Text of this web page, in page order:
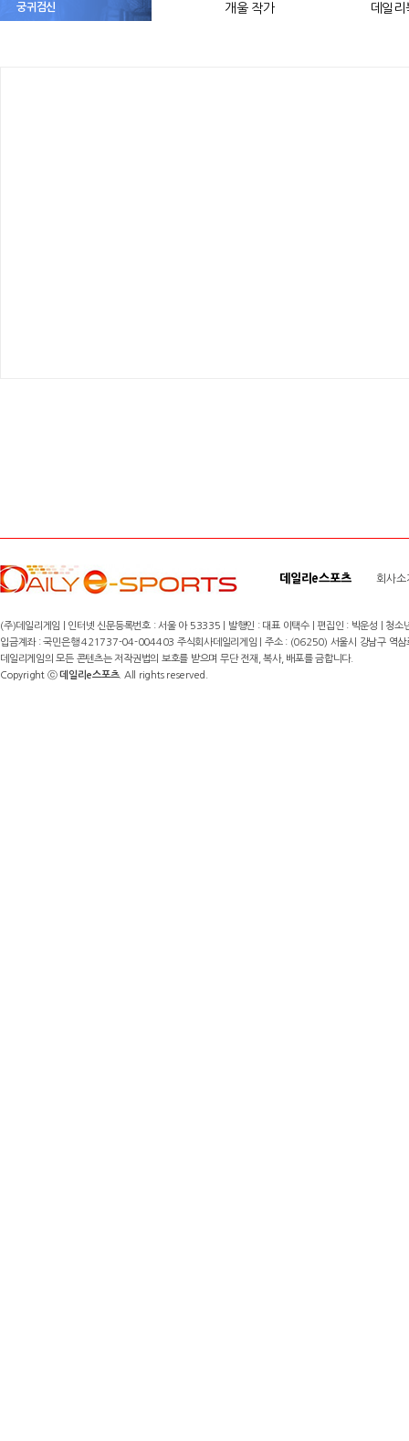
궁귀검신
개울 작가
데일리
데일리e스포츠 회사소
(주)데일리게임 | 인터넷 신문등록번호 : 서울 아 53335 | 발행인 : 대표 이택수 | 편집인 : 박운성 |
입금계좌 : 국민은행 421737-04-004403 주식회사데일리게임 | 주소 : (06250) 서울시 강남구
데일리게임의 모든 콘텐츠는 저작권법의 보호를 받으며 무단 전재, 복사, 배포를 금합니다.
Copyright ⓒ데일리e스포츠. All rights reserved.